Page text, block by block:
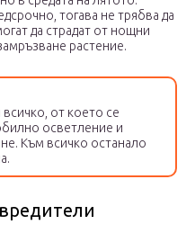
тогава не трябва да
да страдат от нощни
растение.
от което се
осветление и
Към всичко останало